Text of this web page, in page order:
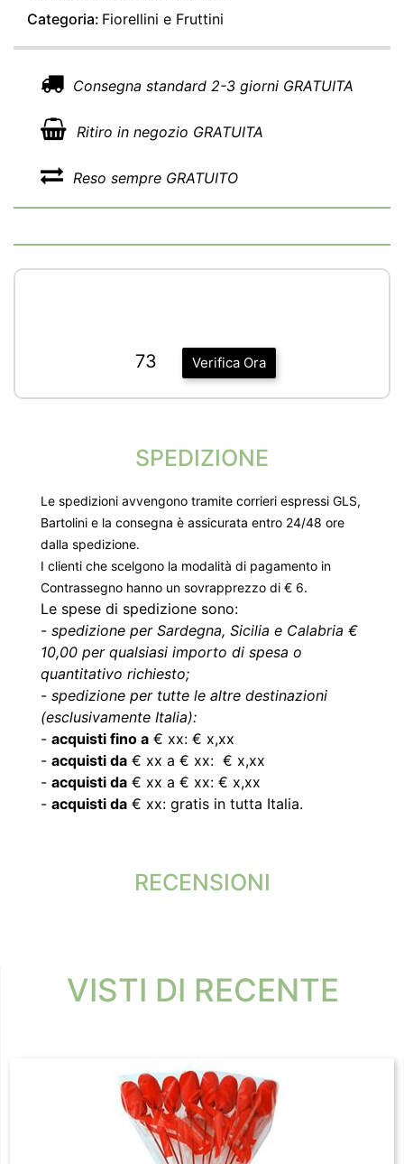
Categoria: Fiorellini e Fruttini
Consegna standard 2-3 giorni GRATUITA
Ritiro in negozio GRATUITA
Reso sempre GRATUITO
Verifica Ora
73
SPEDIZIONE
Le spedizioni avvengono tramite corrieri espressi GLS,
Bartolini e la consegna è assicurata entro 24/48 ore
dalla spedizione.
I clienti che scelgono la modalità di pagamento in
Contrassegno hanno un sovrapprezzo di € 6.
Le spese di spedizione sono:
- spedizione per Sardegna, Sicilia e Calabria €
10,00 per qualsiasi importo di spesa o
quantitativo richiesto;
- spedizione per tutte le altre destinazioni
(esclusivamente Italia):
- acquisti fino a € xx: € x,xx
- acquisti da € xx a € xx: € x,xx
- acquisti da € xx a € xx: € x,xx
- acquisti da € xx: gratis in tutta Italia.
RECENSIONI
VISTI DI RECENTE